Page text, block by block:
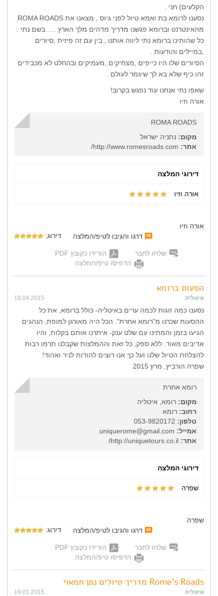
הקלעים) חני .
נסענו לרומא בת ואמא טיול לפני גיוס , מצאנו את ROMA ROADS
מהאינטרנט וברומא פגשנו מדריך מדהים מלך הארץ …. בשם נתי .
כל שהותינו ברומא נתי ליווה אותנו , בין עם זה פיזית ,סיורים
,במיילים והודעות .
הסיורים שלו היו כייפים ,מצחיקים ,מעמיקים ובהחלט לא מכבידים
זהו כיף שלא בא לך שיגמר לעולם .
שאפו נתי אנחנו עוד נפגש בקרוב!
אורה וזיו
ROMA ROADS
מקום: נתניה ישראל
אתר:
דירוגי המלצה
אורה וזיו
אורה וזיו
דרגו והגיבו לטיפ/המלצה
דירוג:
שלחו לחבר
הורידו כקובץ PDF
הדפיסו טיפ/המלצה
הסעות ברומא
איטליה 18.04.2015
נסענו כמה זוגות לכמה ערים באיטליה- כולל ברומא, את כל
ההסעות שכרנו מ"רומא אחרת". הכל היה מאורגן למופת, הנהגים
הגיעו בזמן והמתינו עם שלט ענק- איתרנו אותם בקלות, והיו
אדיבים מאוד. ללא ספק, כל זאת וההמלצות שקבלנו תרמו רבות
להצלחת הטיול שלנו ועל כך אנו רוצים להודות לניר ואהוד!
שפרה הורביץ, מרץ 2015
רומא אחרת
מקום: רומא, איטליה
רחוב: רומא
טלפון:
אמייל:
אתר:
דירוגי המלצה
שפרה
שפרה
דרגו והגיבו לטיפ/המלצה
דירוג:
שלחו לחבר
הורידו כקובץ PDF
הדפיסו טיפ/המלצה
Rome's Roads מדריך טיולים נתן חמאוי
איטליה 19.01.2015